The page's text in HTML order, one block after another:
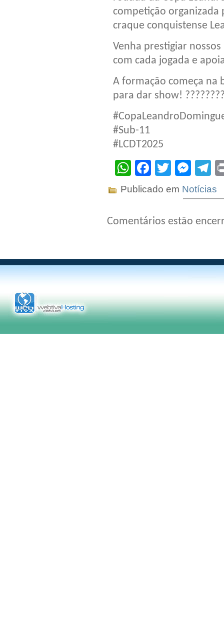
competição organizada
craque conquistense
Venha prestigiar
com cada jogada e
A formação começa na
para dar show!
#Sub-11
#LCDT2025
WhatsApp
Facebook
Twitter
Publicado em Notícias
Comentários estão